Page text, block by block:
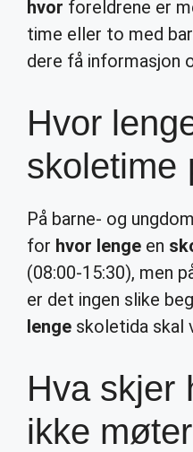
hvor foreldrene er
time eller to med
dere få informasjon
Hvor
skoletime
På barne- og
for hvor lenge en
(08:00-15:30), men
er det ingen slike
lenge skoletida skal
Hva skjer
ikke